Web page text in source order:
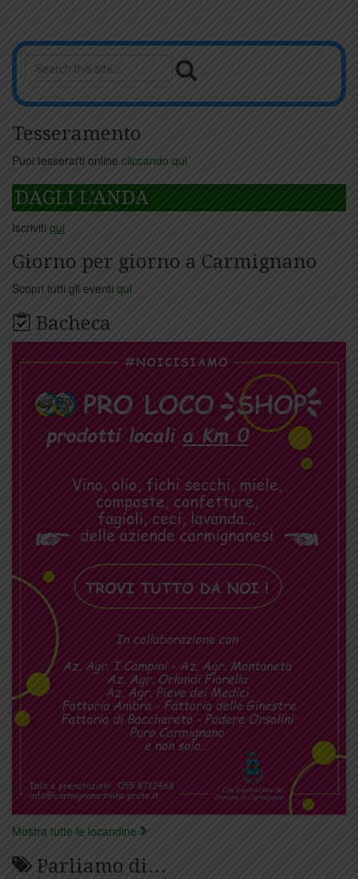
Tesseramento
Puoi tesserarti online cliccando qui
DAGLI L'ANDA
Iscriviti qui
Giorno per giorno a Carmignano
Scopri tutti gli eventi qui
Bacheca
Mostra tutte le locandine
Parliamo di…